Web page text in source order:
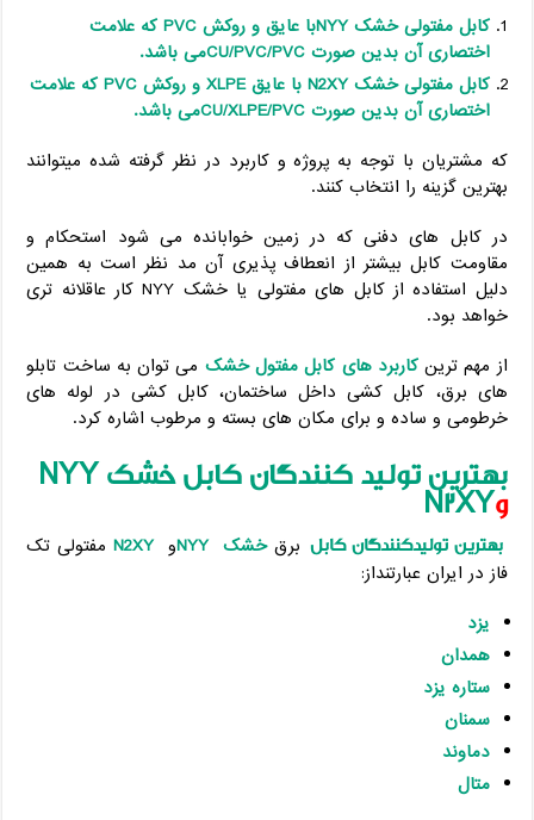
کابل مفتولی خشکNYYبا عایق و روکشPVC که علامت
اختصاری آن بدین صورتCU/PVC/PVCمی باشد.
کابل مفتولی خشکN2XY با عایقXLPE و روکشPVC که علامت
اختصاری آن بدین صورتCU/XLPE/PVCمی باشد.
که مشتریان با توجه به پروژه و کاربرد در نظر گرفته شده میتوانند
بهترین گزینه را انتخاب کنند.
در کابل های دفنی که در زمین خوابانده می شود استحکام و
مقاومت کابل بیشتر از انعطاف پذیری آن مد نظر است به همین
دلیل استفاده از کابل های مفتولی یا خشک NYY کار عاقلانه تری
خواهد بود.
از مهم ترینکاربرد های کابل مفتول خشک می توان به ساخت تابلو
های برق، کابل کشی داخل ساختمان، کابل کشی در لوله های
خرطومی و ساده و برای مکان های بسته و مرطوب اشاره کرد.
بهترین تولید کنندگان کابل خشکNYY
وN2XY
بهترین تولیدکنندگان کابل برقخشک NYY و N2XY مفتولی تک
فاز در ایران عبارتنداز:
یزد
همدان
ستاره یزد
سمنان
دماوند
متال